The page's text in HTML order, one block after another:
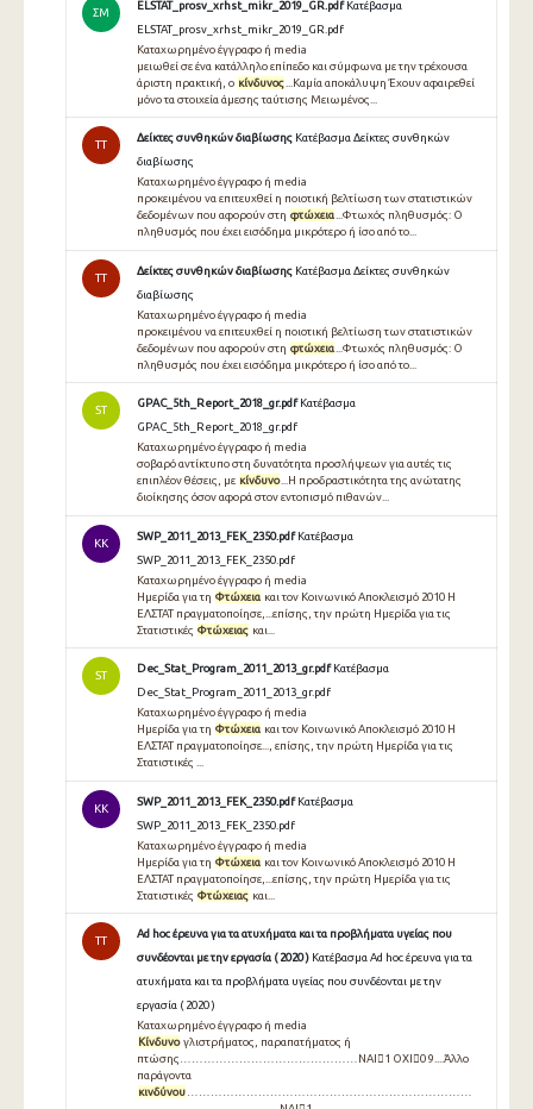
ΣΜ
ELSTAT_prosv_xrhst_mikr_2019_GR.pdf Κατέβασμα
ELSTAT_prosv_xrhst_mikr_2019_GR.pdf
Καταχωρημένο έγγραφο ή media
μειωθεί σε ένα κατάλληλο επίπεδο και σύμφωνα με την τρέχουσα
άριστη πρακτική, ο κίνδυνος ...Καμία αποκάλυψη Έχουν αφαιρεθεί
μόνο τα στοιχεία άμεσης ταύτισης Μειωμένος...
TT
Δείκτες συνθηκών διαβίωσης Κατέβασμα Δείκτες συνθηκών
διαβίωσης
Καταχωρημένο έγγραφο ή media
προκειµένου να επιτευχθεί η ποιοτική βελτίωση των στατιστικών
δεδοµένων που αφορούν στη φτώχεια...Φτωχός πληθυσµός: Ο
πληθυσµός που έχει εισόδηµα µικρότερο ή ίσο από το...
TT
Δείκτες συνθηκών διαβίωσης Κατέβασμα Δείκτες συνθηκών
διαβίωσης
Καταχωρημένο έγγραφο ή media
προκειμένου να επιτευχθεί η ποιοτική βελτίωση των στατιστικών
δεδομένων που αφορούν στη φτώχεια ...Φτωχός πληθυσμός: Ο
πληθυσμός που έχει εισόδημα μικρότερο ή ίσο από το...
ST
GPAC_5th_Report_2018_gr.pdf Κατέβασμα
GPAC_5th_Report_2018_gr.pdf
Καταχωρημένο έγγραφο ή media
σοβαρό αντίκτυπο στη δυνατότητα προσλήψεων για αυτές τις
επιπλέον θέσεις, με κίνδυνο...Η προδραστικότητα της ανώτατης
διοίκησης όσον αφορά στον εντοπισμό πιθανών...
KK
SWP_2011_2013_FEK_2350.pdf Κατέβασμα
SWP_2011_2013_FEK_2350.pdf
Καταχωρημένο έγγραφο ή media
Ημερίδα για τη Φτώχεια και τον Κοινωνικό Αποκλεισμό 2010 Η
ΕΛΣΤΑΤ πραγματοποίησε,...επίσης, την πρώτη Ημερίδα για τις
Στατιστικές Φτώχειας και...
ST
Dec_Stat_Program_2011_2013_gr.pdf Κατέβασμα
Dec_Stat_Program_2011_2013_gr.pdf
Καταχωρημένο έγγραφο ή media
Ημερίδα για τη Φτώχεια και τον Κοινωνικό Αποκλεισμό 2010 Η
ΕΛΣΤΑΤ πραγματοποίησε..., επίσης, την πρώτη Ημερίδα για τις
Στατιστικές ...
KK
SWP_2011_2013_FEK_2350.pdf Κατέβασμα
SWP_2011_2013_FEK_2350.pdf
Καταχωρημένο έγγραφο ή media
Ημερίδα για τη Φτώχεια και τον Κοινωνικό Αποκλεισμό 2010 Η
ΕΛΣΤΑΤ πραγματοποίησε,...επίσης, την πρώτη Ημερίδα για τις
Στατιστικές Φτώχειας και...
TT
Ad hoc έρευνα για τα ατυχήματα και τα προβλήματα υγείας που
συνδέονται με την εργασία ( 2020 ) Κατέβασμα Ad hoc έρευνα για τα
ατυχήματα και τα προβλήματα υγείας που συνδέονται με την
εργασία ( 2020 )
Καταχωρημένο έγγραφο ή media
Κίνδυνογλιστρήματος, παραπατήματος ή
πτώσης………………………………………ΝΑΙ1 ΟΧΙ0 9....Άλλο
παράγοντα
κινδύνου ………………………………………………………………